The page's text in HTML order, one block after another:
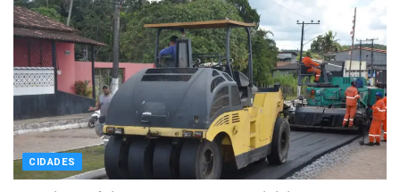
CIDADES